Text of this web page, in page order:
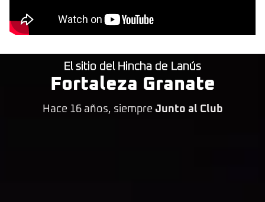
El sitio del Hincha de Lanús
Fortaleza Granate
Hace 16 años, siempre Junto al Club